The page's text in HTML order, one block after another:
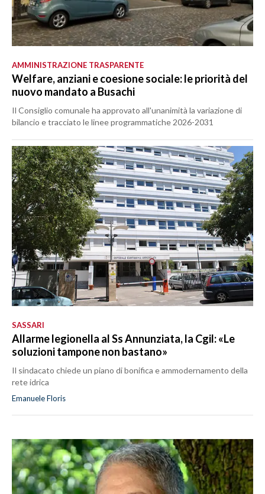
AMMINISTRAZIONE TRASPARENTE
Welfare, anziani e coesione sociale: le priorità del
nuovo mandato a Busachi
Il Consiglio comunale ha approvato all'unanimità la variazione di
bilancio e tracciato le linee programmatiche 2026-2031
SASSARI
Allarme legionella al Ss Annunziata, la Cgil: «Le
soluzioni tampone non bastano»
Il sindacato chiede un piano di bonifica e ammodernamento della
rete idrica
Emanuele Floris